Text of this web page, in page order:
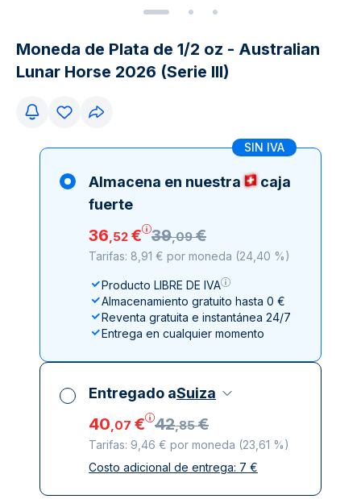
Moneda de Plata de 1/2 oz - Australian
Lunar Horse 2026 (Serie III)
SIN IVA
Almacena en nuestra
caja
fuerte
36,52 € 39,09 €
Tarifas: 8,91 € por moneda (24,40 %)
Producto LIBRE DE IVA
Almacenamiento gratuito hasta 0 €
Reventa gratuita e instantánea 24/7
Entrega en cualquier momento
Entregado aSuiza
40,07 € 42,85 €
Tarifas: 9,46 € por moneda (23,61 %)
Impuestos incluidos
Costo adicional de entrega: 7 €